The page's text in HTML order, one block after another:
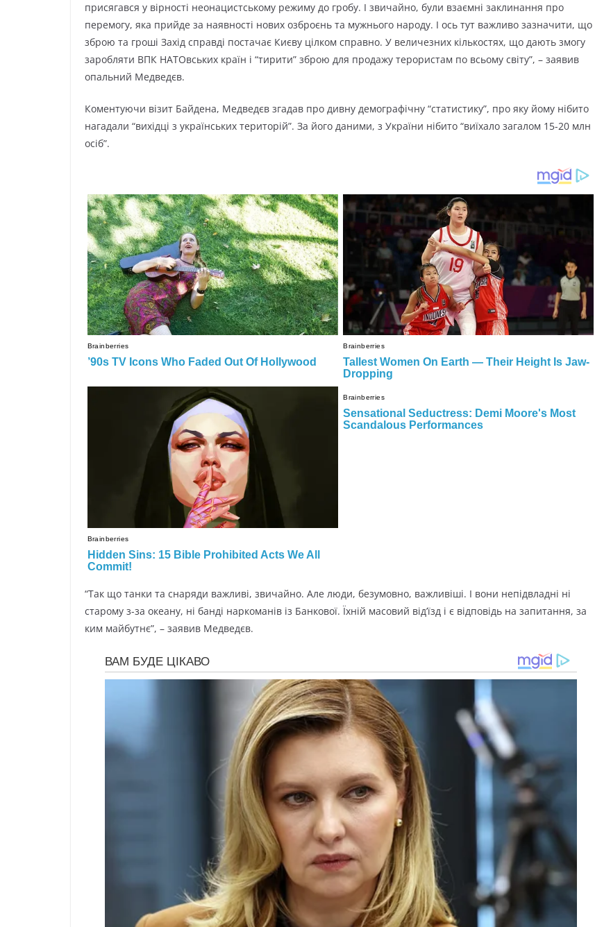
присягався у вірності неонацистському режиму до гробу. І звичайно, були взаємні заклинання про
перемогу, яка прийде за наявності нових озброєнь та мужнього народу. І ось тут важливо зазначити, що
зброю та гроші Захід справді постачає Києву цілком справно. У величезних кількостях, що дають змогу
заробляти ВПК НАТОвських країн і “тирити” зброю для продажу терористам по всьому світу”, – заявив
опальний Медведєв.
Коментуючи візит Байдена, Медведєв згадав про дивну демографічну “статистику”, про яку йому нібито
нагадали “вихідці з українських територій”. За його даними, з України нібито “виїхало загалом 15-20 млн
осіб”.
“Так що танки та снаряди важливі, звичайно. Але люди, безумовно, важливіші. І вони непідвладні ні
старому з-за океану, ні банді наркоманів із Банкової. Їхній масовий від’їзд і є відповідь на запитання, за
ким майбутнє”, – заявив Медведєв.